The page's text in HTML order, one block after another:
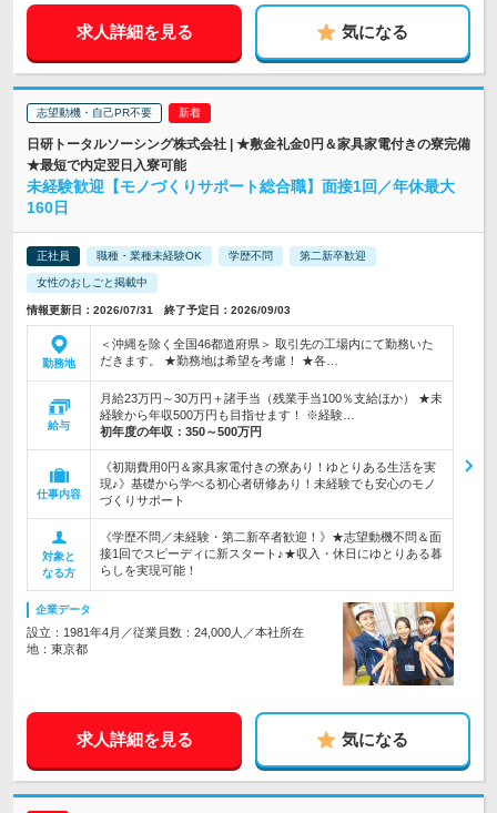
求人詳細を見る 気になる
志望動機・自己PR不要
日研トータルソーシング株式会社 | ★敷金礼金0円＆家具家電付きの寮完備
★最短で内定翌日入寮可能
未経験歓迎【モノづくりサポート総合職】面接1回／年休最大
160日
正社員 職種・業種未経験OK 学歴不問 第二新卒歓迎
女性のおしごと掲載中
情報更新日：2026/07/31 終了予定日：2026/09/03
勤務地
＜沖縄を除く全国46都道府県＞ 取引先の工場内にて勤務いた
だきます。 ★勤務地は希望を考慮！ ★各…
給与
月給23万円～30万円＋諸手当（残業手当100％支給ほか） ★未
経験から年収500万円も目指せます！ ※経験…
初年度の年収： 350～500万円
仕事内容
《初期費用0円＆家具家電付きの寮あり！ゆとりある生活を実
現♪》基礎から学べる初心者研修あり！未経験でも安心のモノ
づくりサポート
対象と
なる方
《学歴不問／未経験・第二新卒者歓迎！》★志望動機不問＆面
接1回でスピーディに新スタート♪★収入・休日にゆとりある暮
らしを実現可能！
企業データ
設立：1981年4月／従業員数：24,000人／本社所在
地：東京都
求人詳細を見る 気になる